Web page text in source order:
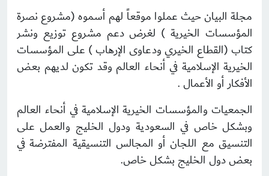
مجلة البيان حيث عملوا موقعاً لهم أسموه (مشروع نصرة
المؤسسات الخيرية ) لغرض دعم مشروع توزيع ونشر
كتاب (القطاع الخيري ودعاوى الإرهاب ) على المؤسسات
الخيرية الإسلامية في أنحاء العالم وقد تكون لديهم بعض
الأفكار أو الأعمال .
الجمعيات والمؤسسات الخيرية الإسلامية في أنحاء العالم
وبشكل خاص في السعودية ودول الخليج والعمل على
التنسيق مع اللجان أو المجالس التنسيقية المفترضة في
بعض دول الخليج بشكل خاص.